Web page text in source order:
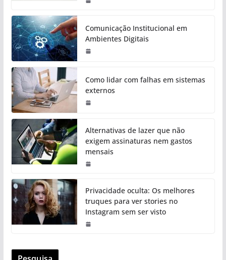
Comunicação Institucional em
Ambientes Digitais
Como lidar com falhas em sistemas
externos
Alternativas de lazer que não
exigem assinaturas nem gastos
mensais
Privacidade oculta: Os melhores
truques para ver stories no
Instagram sem ser visto